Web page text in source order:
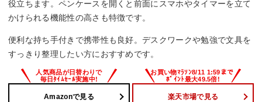
役立ちます。ペンケースを開くと前面にスマホやタイマーを立て
かけられる機能性の高さも特徴です。
便利な持ち手付きで携帯性も良好。デスクワークや勉強で文具を
すっきり整理したい方におすすめです。
Amazonで見る 楽天市場で見る